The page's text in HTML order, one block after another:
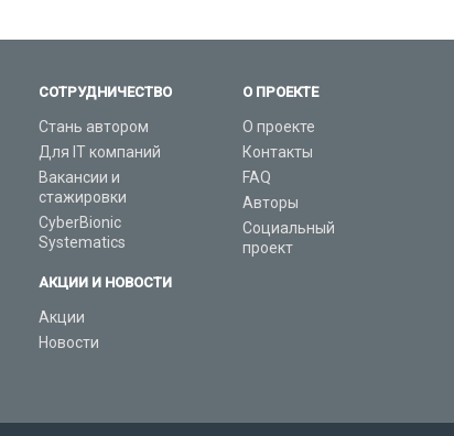
СОТРУДНИЧЕСТВО
Стань автором
Для IT компаний
Вакансии и
стажировки
CyberBionic
Systematics
АКЦИИ И НОВОСТИ
Акции
Новости
О ПРОЕКТЕ
О проекте
Контакты
FAQ
Авторы
Социальный
проект